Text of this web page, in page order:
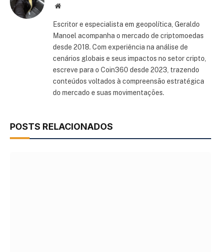
Site
Escritor e especialista em geopolítica, Geraldo
Manoel acompanha o mercado de criptomoedas
desde 2018. Com experiência na análise de
cenários globais e seus impactos no setor cripto,
escreve para o Coin360 desde 2023, trazendo
conteúdos voltados à compreensão estratégica
do mercado e suas movimentações.
POSTS RELACIONADOS